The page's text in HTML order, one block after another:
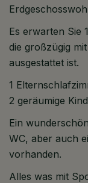
Es erwarten Sie
die großzügig
ausgestattet ist.
1
2 geräumige
Ein
WC, aber auch
vorhanden.
Alles was mit